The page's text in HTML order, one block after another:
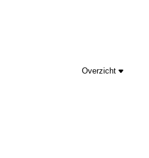
Overzicht